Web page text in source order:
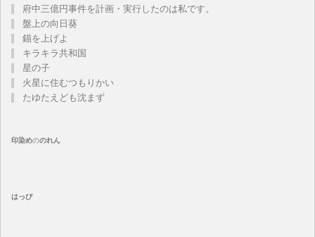
府中三億円事件を計画・実行したのは私です。
盤上の向日葵
錨を上げよ
キラキラ共和国
星の子
火星に住むつもりかい
たゆたえども沈まず
印染めののれん
はっぴ